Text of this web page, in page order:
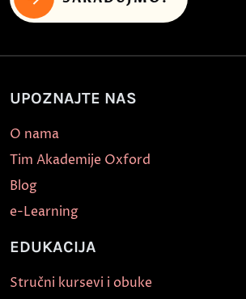
UPOZNAJTE NAS
O nama
Tim Akademije Oxford
Blog
e-Learning
EDUKACIJA
Stručni kursevi i obuke